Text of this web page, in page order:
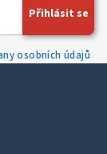
osobních údajů
Přihlásit se